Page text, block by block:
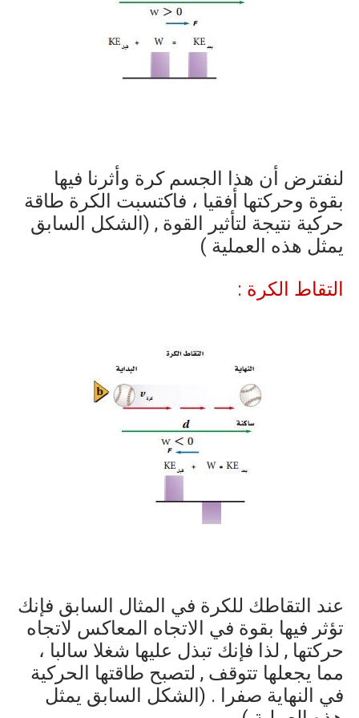
لنفترض أن هذا الجسم كرة وأثرنا فيها
بقوة وحركتها أفقيا ، فاكتسبت الكرة طاقة
حركية نتيجة لتأثير القوة , (الشكل السابق
يمثل هذه العملية )
التقاط الكرة :
عند التقاطك للكرة في المثال السابق فإنك
تؤثر فيها بقوة في الاتجاه المعاكس لاتجاه
حركتها , لذا فإنك تبذل عليها شغلا سالبا ،
مما يجعلها تتوقف , لتصبح طاقتها الحركية
في النهاية صفرا . (الشكل السابق يمثل